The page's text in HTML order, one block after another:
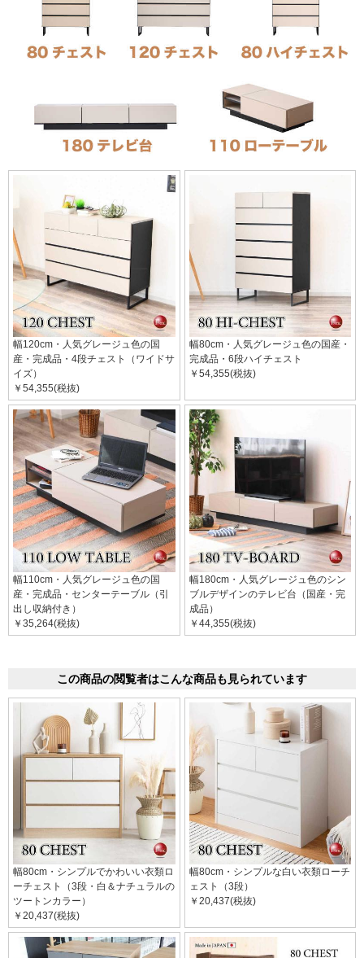
幅120cm・人気グレージュ色の国
産・完成品・4段チェスト（ワイドサ
イズ）
￥54,355(税抜)
幅80cm・人気グレージュ色の国産・
完成品・6段ハイチェスト
￥54,355(税抜)
幅110cm・人気グレージュ色の国
産・完成品・センターテーブル（引
出し収納付き）
￥35,264(税抜)
幅180cm・人気グレージュ色のシン
ブルデザインのテレビ台（国産・完
成品）
￥44,355(税抜)
この商品の閲覧者はこんな商品も見られています
幅80cm・シンプルでかわいい衣類ロ
ーチェスト（3段・白＆ナチュラルの
ツートンカラー）
￥20,437(税抜)
幅80cm・シンプルな白い衣類ローチ
ェスト（3段）
￥20,437(税抜)